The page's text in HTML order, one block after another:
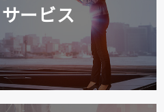
ービス